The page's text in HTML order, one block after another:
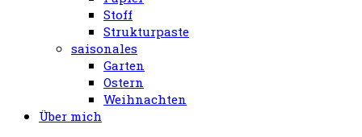
Stoff
Strukturpaste
saisonales
Garten
Ostern
Weihnachten
Über mich